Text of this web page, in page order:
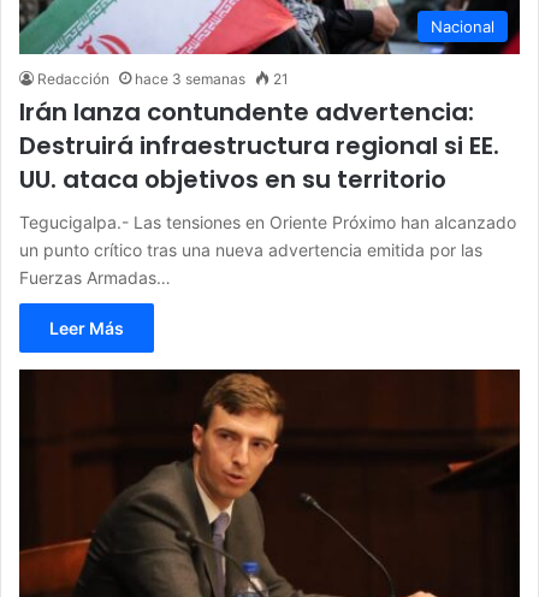
Nacional
Redacción hace 3 semanas 21
Irán lanza contundente advertencia:
Destruirá infraestructura regional si EE.
UU. ataca objetivos en su territorio
Tegucigalpa.- Las tensiones en Oriente Próximo han alcanzado
un punto crítico tras una nueva advertencia emitida por las
Fuerzas Armadas…
Leer Más